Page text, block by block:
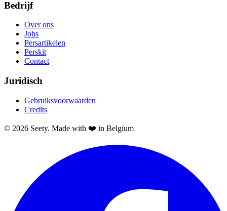
Bedrijf
Over ons
Jobs
Persartikelen
Perskit
Contact
Juridisch
Gebruiksvoorwaarden
Credits
© 2026 Seety. Made with ❤️ in Belgium